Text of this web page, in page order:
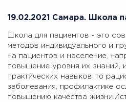
19.02.2021 Самара. Школа
Школа для пациентов - это
методов индивидуального и
на пациентов и население,
повышение уровня их знаний,
практических навыков по
заболевания, профилактике
повышению качества